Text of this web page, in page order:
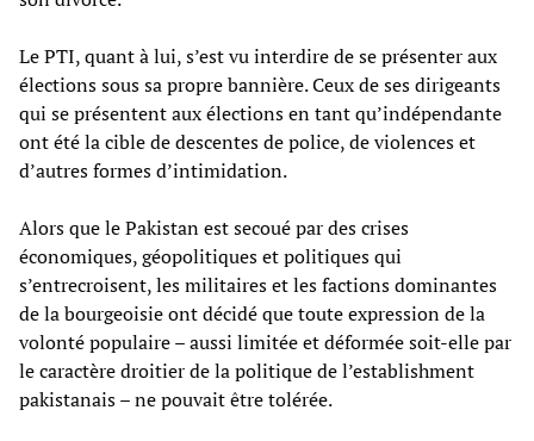
Le PTI, quant à lui, s’est vu interdire de se présenter aux
élections sous sa propre bannière. Ceux de ses dirigeants
qui se présentent aux élections en tant qu’indépendante
ont été la cible de descentes de police, de violences et
d’autres formes d’intimidation.
Alors que le Pakistan est secoué par des crises
économiques, géopolitiques et politiques qui
s’entrecroisent, les militaires et les factions dominantes
de la bourgeoisie ont décidé que toute expression de la
volonté populaire – aussi limitée et déformée soit-elle par
le caractère droitier de la politique de l’establishment
pakistanais – ne pouvait être tolérée.